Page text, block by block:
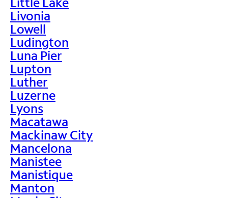
Livonia
Lowell
Ludington
Luna Pier
Lupton
Luther
Luzerne
Lyons
Macatawa
Mackinaw City
Mancelona
Manistee
Manistique
Manton